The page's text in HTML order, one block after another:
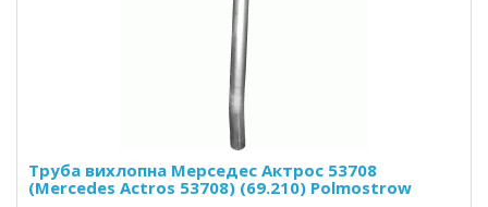
Труба вихлопна Мерседес Актрос 53708
(Mercedes Actros 53708) (69.210) Polmostrow